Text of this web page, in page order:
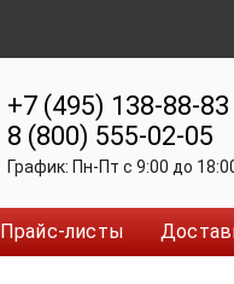
+7 (495) 138-88-83
8 (800) 555-02-05
График: Пн-Пт c 9:00 до
Прайс-листы